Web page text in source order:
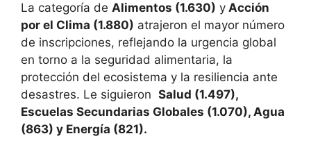
La categoría de Alimentos (1.630) y Acción
por el Clima (1.880) atrajeron el mayor número
de inscripciones, reflejando la urgencia global
en torno a la seguridad alimentaria, la
protección del ecosistema y la resiliencia ante
desastres. Le siguieron Salud (1.497),
Escuelas Secundarias Globales (1.070), Agua
(863) y Energía (821).